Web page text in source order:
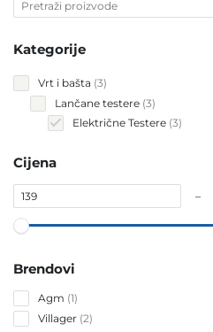
Kategorije
Vrt i bašta 33
Lančane testere 33
products
Električne Testere 33
Cijena
–
Brendovi
Agm 11
product
Villager 22